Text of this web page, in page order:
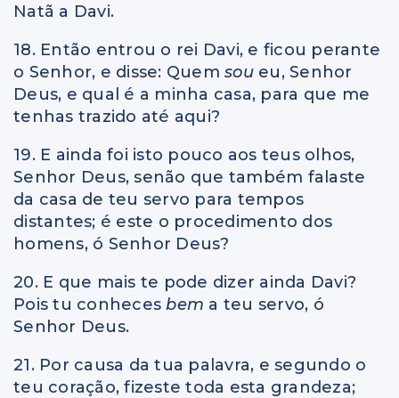
Natã a Davi.
18. Então entrou o rei Davi, e ficou perante
o Senhor, e disse: Quem sou eu, Senhor
Deus, e qual é a minha casa, para que me
tenhas trazido até aqui?
19. E ainda foi isto pouco aos teus olhos,
Senhor Deus, senão que também falaste
da casa de teu servo para tempos
distantes; é este o procedimento dos
homens, ó Senhor Deus?
20. E que mais te pode dizer ainda Davi?
Pois tu conhecesbem a teu servo, ó
Senhor Deus.
21. Por causa da tua palavra, e segundo o
teu coração, fizeste toda esta grandeza;